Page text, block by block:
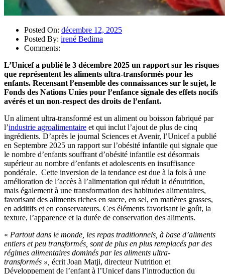
Posted On: décembre 12, 2025
Posted By: irené Bedima
Comments:
L’Unicef a publié le 3 décembre 2025 un rapport sur les risques
que représentent les aliments ultra-transformés pour les
enfants. Recensant l’ensemble des connaissances sur le sujet, le
Fonds des Nations Unies pour l’enfance signale des effets nocifs
avérés et un non-respect des droits de l’enfant.
Un aliment ultra-transformé est un aliment ou boisson fabriqué par
l’industrie agroalimentaire et qui inclut l’ajout de plus de cinq
ingrédients. D’après le journal Sciences et Avenir, l’Unicef a publié
en Septembre 2025 un rapport sur l’obésité infantile qui signale que
le nombre d’enfants souffrant d’obésité infantile est désormais
supérieur au nombre d’enfants et adolescents en insuffisance
pondérale. Cette inversion de la tendance est due à la fois à une
amélioration de l’accès à l’alimentation qui réduit la dénutrition,
mais également à une transformation des habitudes alimentaires,
favorisant des aliments riches en sucre, en sel, en matières grasses,
en additifs et en conservateurs. Ces éléments favorisant le goût, la
texture, l’apparence et la durée de conservation des aliments.
« Partout dans le monde, les repas traditionnels, à base d’aliments
entiers et peu transformés, sont de plus en plus remplacés par des
régimes alimentaires dominés par les aliments ultra-
transformés », écrit Joan Matji, directeur Nutrition et
Développement de l’enfant à l’Unicef dans l’introduction du